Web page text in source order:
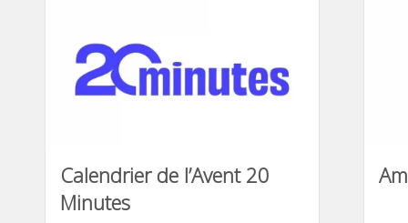
Calendrier de l’Avent 20
Minutes